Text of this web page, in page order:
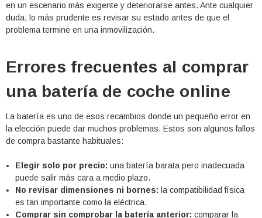
en un escenario más exigente y deteriorarse antes. Ante cualquier
duda, lo más prudente es revisar su estado antes de que el
problema termine en una inmovilización.
Errores frecuentes al comprar
una batería de coche online
La batería es uno de esos recambios donde un pequeño error en
la elección puede dar muchos problemas. Estos son algunos fallos
de compra bastante habituales:
Elegir solo por precio: una batería barata pero inadecuada
puede salir más cara a medio plazo.
No revisar dimensiones ni bornes: la compatibilidad física
es tan importante como la eléctrica.
Comprar sin comprobar la batería anterior: comparar la